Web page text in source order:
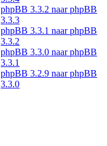
phpBB 3.3.2 naar phpBB
3.3.3
phpBB 3.3.1 naar phpBB
3.3.2
phpBB 3.3.0 naar phpBB
3.3.1
phpBB 3.2.9 naar phpBB
3.3.0